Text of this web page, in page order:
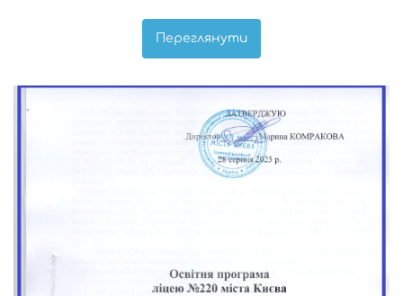
Переглянути